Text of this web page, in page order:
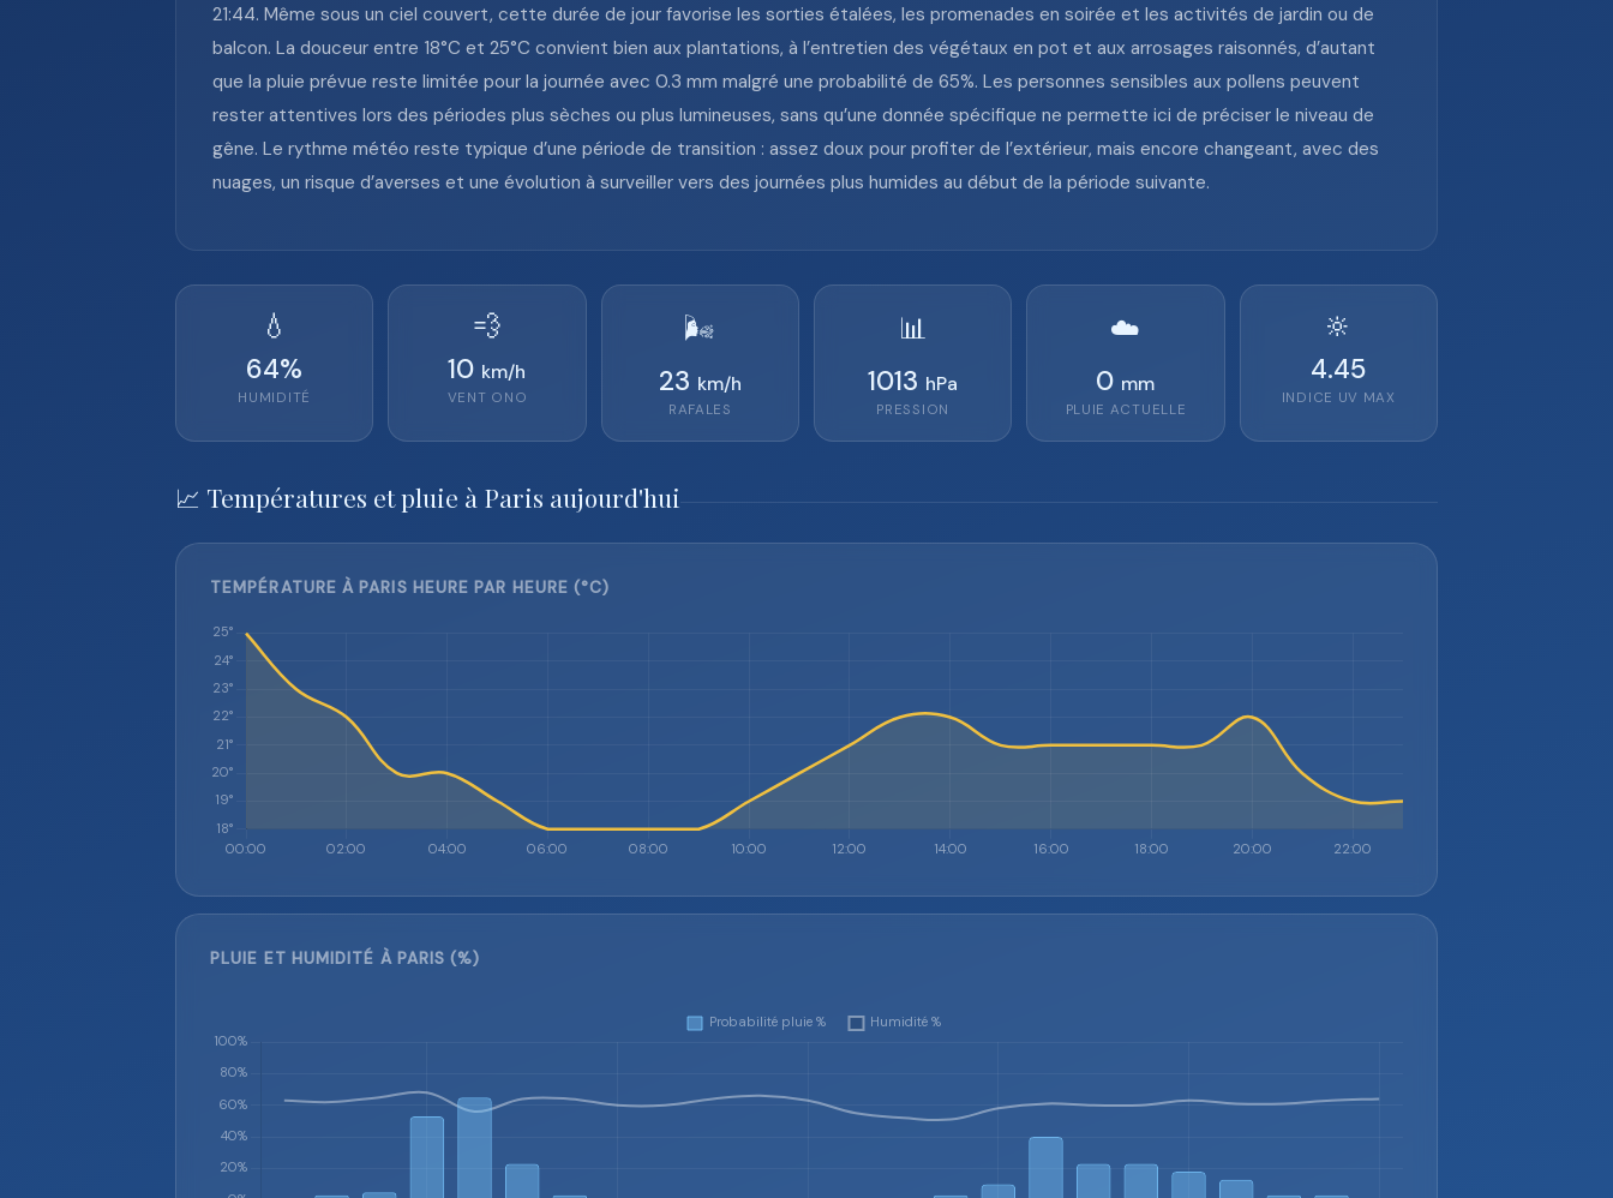
21:44. Même sous un ciel couvert, cette durée de jour favorise les sorties étalées, les promenades en soirée et les activités de jardin ou de
balcon. La douceur entre 18°C et 25°C convient bien aux plantations, à l’entretien des végétaux en pot et aux arrosages raisonnés, d’autant
que la pluie prévue reste limitée pour la journée avec 0.3 mm malgré une probabilité de 65%. Les personnes sensibles aux pollens peuvent
rester attentives lors des périodes plus sèches ou plus lumineuses, sans qu’une donnée spécifique ne permette ici de préciser le niveau de
gêne. Le rythme météo reste typique d’une période de transition : assez doux pour profiter de l’extérieur, mais encore changeant, avec des
nuages, un risque d’averses et une évolution à surveiller vers des journées plus humides au début de la période suivante.
💧
64%
HUMIDITÉ
💨
10 km/h
VENT ONO
🌬️
23 km/h
RAFALES
📊
1013 hPa
PRESSION
☁️
0 mm
PLUIE ACTUELLE
🔆
4.45
INDICE UV MAX
📈 Températures et pluie à Paris aujourd'hui
TEMPÉRATURE À PARIS HEURE PAR HEURE (°C)
PLUIE ET HUMIDITÉ À PARIS (%)